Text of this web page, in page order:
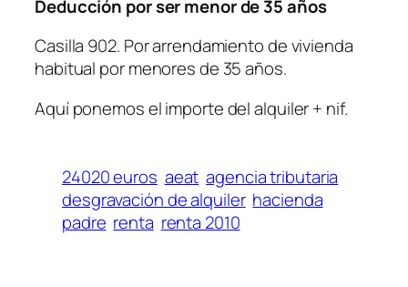
Deducción por ser menor de 35 años
Casilla 902. Por arrendamiento de vivienda
habitual por menores de 35 años.
Aquí ponemos el importe del alquiler + nif.
24020 euros aeat agencia tributaria
desgravación de alquiler hacienda
padre renta renta 2010